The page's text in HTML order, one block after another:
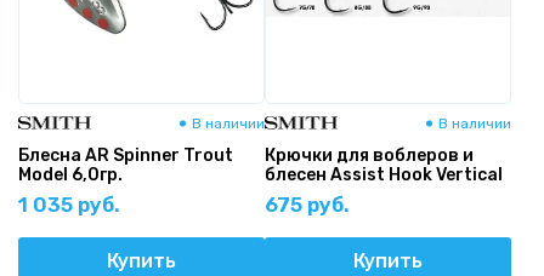
В наличии
Блесна AR Spinner Trout
Model 6,0гр.
1 035 руб.
Купить
В наличии
Крючки для воблеров и
блесен Assist Hook Vertical
675 руб.
Купить